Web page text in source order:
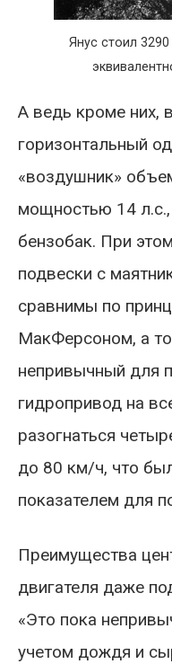
Янус стоил
А ведь кроме них,
горизонтальный
«воздушник»
мощностью 14
бензобак. При
подвески с
сравнимы по
МакФерсоном, а
непривычный для
гидропривод на
разогнаться
до 80 км/ч, что
показателем для
Преимущества
двигателя даже
«Это пока
учетом дождя и